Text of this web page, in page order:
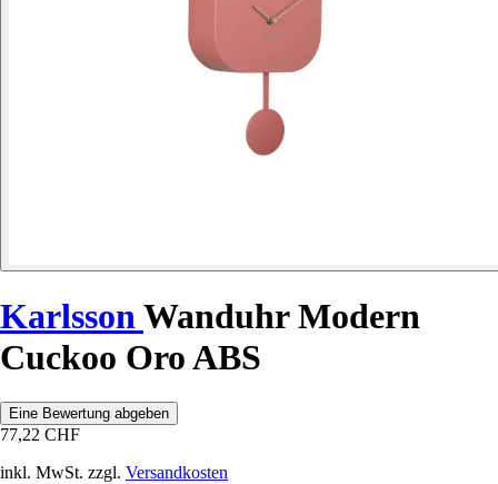
Karlsson Wanduhr Modern
Cuckoo Oro ABS
Eine Bewertung abgeben
77,22 CHF
inkl. MwSt. zzgl. Versandkosten